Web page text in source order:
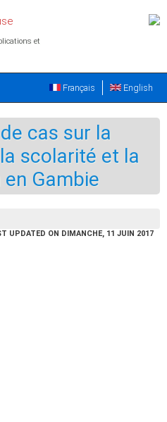
et
English
Français
cas sur la
scolarité et la
Gambie
UPDATED ON DIMANCHE, 11 JUIN 2017